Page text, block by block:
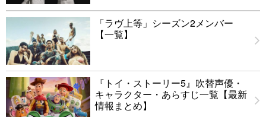
「ラヴ上等」シーズン2メンバー
【一覧】
『トイ・ストーリー5』吹替声優・
キャラクター・あらすじ一覧【最新
情報まとめ】